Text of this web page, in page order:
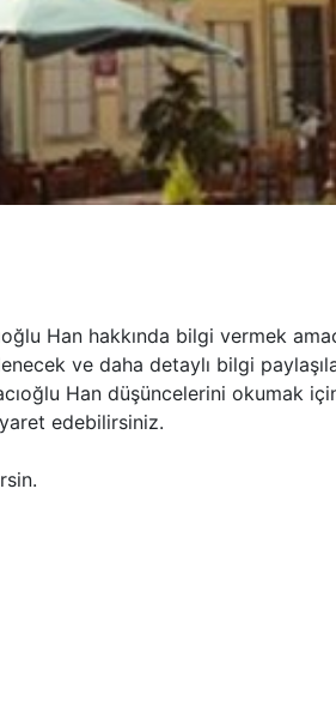
Han hakkında bilgi vermek
ve daha detaylı bilgi
Han düşüncelerini okumak
edebilirsiniz.